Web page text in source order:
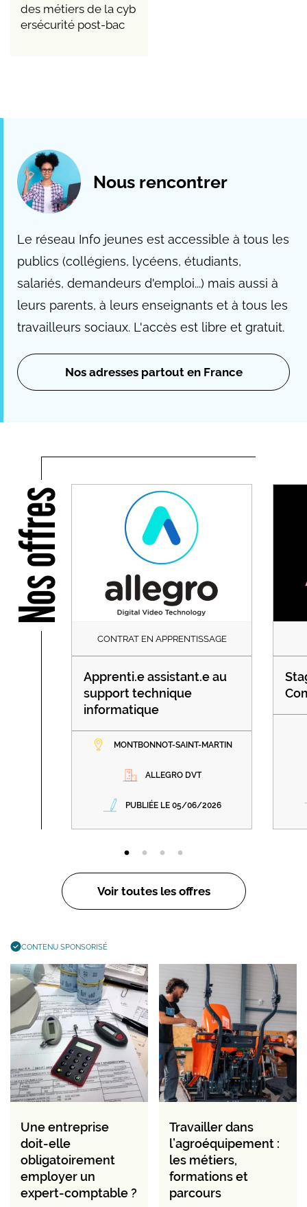
des métiers de la cyb
ersécurité post-bac
Nous rencontrer
Le réseau Info jeunes est accessible à tous les
publics (collégiens, lycéens, étudiants,
salariés, demandeurs d'emploi...) mais aussi à
leurs parents, à leurs enseignants et à tous les
travailleurs sociaux. L'accès est libre et gratuit.
Nos adresses partout en France
Nos offres
CONTRAT EN APPRENTISSAGE
Apprenti.e assistant.e au
support technique
informatique
MONTBONNOT-SAINT-MARTIN
ALLEGRO DVT
PUBLIÉE LE 05/06/2026
Voir toutes les offres
CONTENU SPONSORISÉ
Une entreprise
doit-elle
obligatoirement
employer un
expert-comptable ?
Travailler dans
l’agroéquipement :
les métiers,
formations et
parcours